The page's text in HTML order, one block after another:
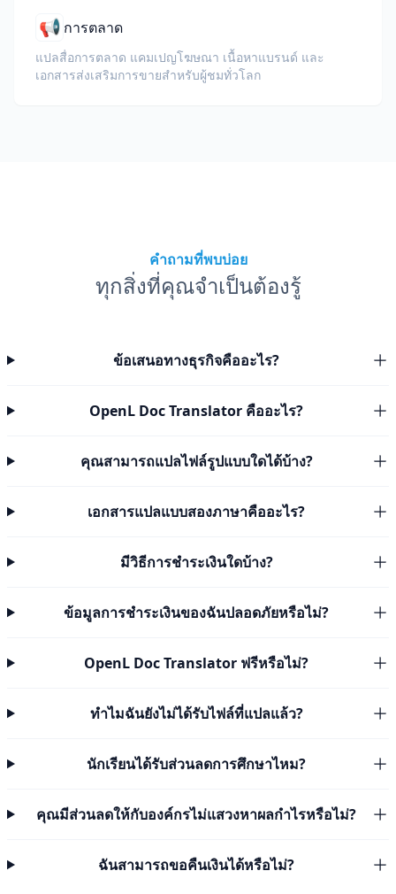
📢 การตลาด
แปลสื่อการตลาด แคมเปญโฆษณา เนื้อหาแบรนด์ และ
เอกสารส่งเสริมการขายสำหรับผู้ชมทั่วโลก
คำถามที่พบบ่อย
ทุกสิ่งที่คุณจำเป็นต้องรู้
ข้อเสนอทางธุรกิจคืออะไร?
OpenL Doc Translator คืออะไร?
คุณสามารถแปลไฟล์รูปแบบใดได้บ้าง?
เอกสารแปลแบบสองภาษาคืออะไร?
มีวิธีการชำระเงินใดบ้าง?
ข้อมูลการชำระเงินของฉันปลอดภัยหรือไม่?
OpenL Doc Translator ฟรีหรือไม่?
ทำไมฉันยังไม่ได้รับไฟล์ที่แปลแล้ว?
นักเรียนได้รับส่วนลดการศึกษาไหม?
คุณมีส่วนลดให้กับองค์กรไม่แสวงหาผลกำไรหรือไม่?
ฉันสามารถขอคืนเงินได้หรือไม่?